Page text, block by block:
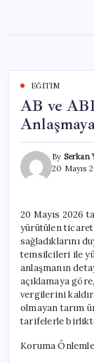
content
EĞITIM
AB ve
By Serkan
20 Mayıs
20 Mayıs 2026
yürütülen ticaret
sağladıklarını
temsilcileri ile
anlaşmanın
açıklamaya
vergilerini
olmayan tarım
tarifelerle
Koruma